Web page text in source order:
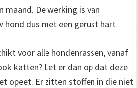
maand. De werking is van
hond dus met een gerust hart
voor alle hondenrassen, vanaf
katten? Let er dan op dat deze
opeet. Er zitten stoffen in die niet